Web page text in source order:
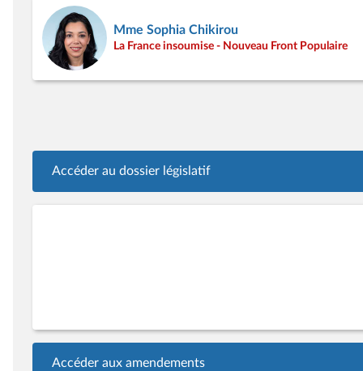
Mme Sophia Chikirou
La France insoumise - Nouveau Front Populaire
Accéder au dossier législatif
Accéder aux amendements